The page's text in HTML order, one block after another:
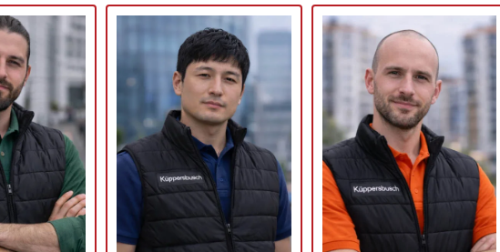
от 80 мин от 2590 ₽
от 50 мин от 1900 ₽
от 50 мин от 1100 ₽
от 50 мин от 1550 ₽